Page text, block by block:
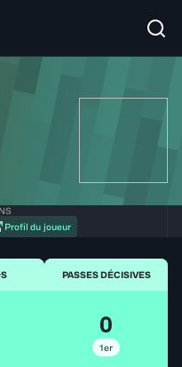
Profil du joueur
PASSES DÉCISIVES
0
1er